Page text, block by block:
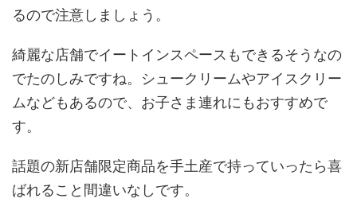
るので注意しましょう。
綺麗な店舗でイートインスペースもできるそうなの
でたのしみですね。シュークリームやアイスクリー
ムなどもあるので、お子さま連れにもおすすめで
す。
話題の新店舗限定商品を手土産で持っていったら喜
ばれること間違いなしです。